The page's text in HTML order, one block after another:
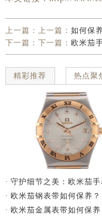
上一篇：上一篇： 如何保
下一篇：下一篇： 欧米茄
精彩推荐 热点聚